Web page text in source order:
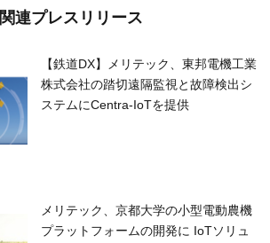
関連プレスリリース
【鉄道DX】メリテック、東邦電機工業
株式会社の踏切遠隔監視と故障検出シ
ステムにCentra-IoTを提供
メリテック、京都大学の小型電動農機
プラットフォームの開発に IoTソリュ